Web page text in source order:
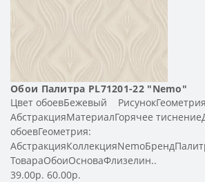
Обои Палитра PL71201-22 "Nemo"
Цвет обоевБежевый
АбстракцияМатериалГорячее
обоевГеометрия:
ТовараОбоиОсноваФлизелин..
39.00р. 60.00р.